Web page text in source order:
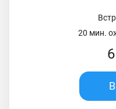
20 мин.